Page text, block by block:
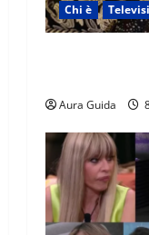
Chi è
Aura Guida